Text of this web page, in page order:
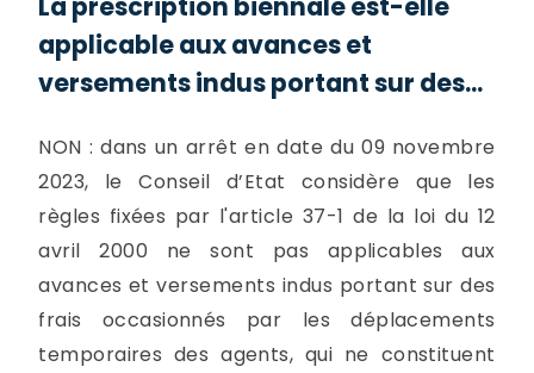
applicable aux avances et
versements indus portant sur des...
NON : dans un arrêt en date du 09 novembre
2023, le Conseil d’Etat considère que les
règles fixées par l'article 37-1 de la loi du 12
avril 2000 ne sont pas applicables aux
avances et versements indus portant sur des
frais occasionnés par les déplacements
temporaires des agents, qui ne constituent